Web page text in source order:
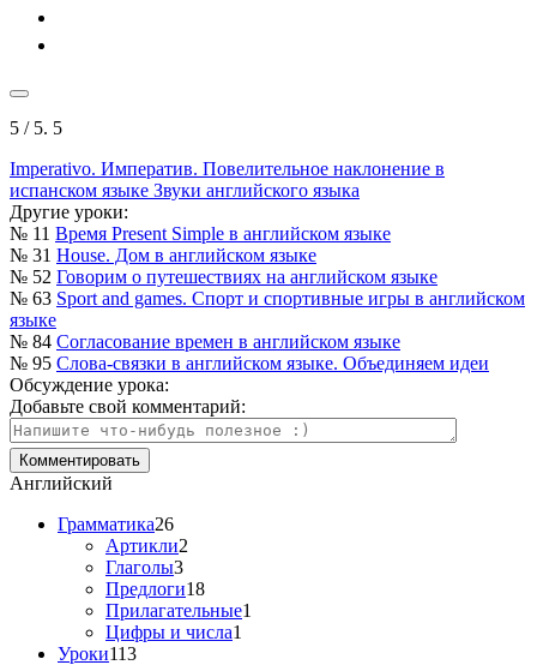
5 / 5. 5
Imperativo. Императив. Повелительное наклонение в
испанском языке Звуки английского языка
Другие уроки:
№ 11 Время Present Simple в английском языке
№ 31 House. Дом в английском языке
№ 52 Говорим о путешествиях на английском языке
№ 63 Sport and games. Спорт и спортивные игры в английском
языке
№ 84 Согласование времен в английском языке
№ 95 Слова-связки в английском языке. Объединяем идеи
Обсуждение урока:
Добавьте свой комментарий:
Английский
Грамматика26
Артикли2
Глаголы3
Предлоги18
Прилагательные1
Цифры и числа1
Уроки113